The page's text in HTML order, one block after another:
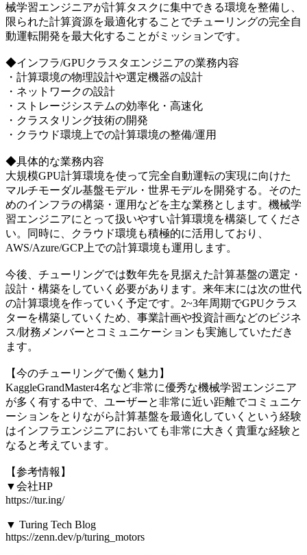
械学習エンジニアが計算タスクに集中できる環境を整備し、
限られた計算資源を最適化することでチューリングの完全自
動運転開発を最大化することがミッションです。
◆インフラ/GPUクラスタエンジニアの業務内容
・計算環境の物理設計や選定機器の設計
・ネットワークの設計
・ストレージシステムの効率化・高速化
・クラスタリング技術の開発
・クラウド環境上での計算環境の整備/運用
◆具体的な業務内容
大規模GPU計算環境を使って完全自動運転の実現に向けた
マルチモーダル基盤モデル・世界モデルを開発する。そのた
めのインフラの構築・運用などを主な業務とします。機械学
習エンジニアにとって扱いやすい計算環境を構築してくださ
い。同時に、クラウド環境も積極的に活用しており、
AWS/Azure/GCP上での計算環境も運用します。
今後、チューリングでは数年先を見据えた計算基盤の選定・
設計・構築をしていく必要があります。来年末には次の世代
の計算環境を作っていく予定です。2~3年周期でGPUクラス
ターを構築していくため、事業計画や投資計画などのビジネ
ス/財務メンバーとコミュニケーションも実施していただき
ます。
【今のチューリングで働く魅力】
KaggleGrandMaster4名など非常に優秀な機械学習エンジニア
が多く有する中で、ユーザーと非常に近い距離でコミュニケ
ーションをとりながら計算基盤を最適化していくという経験
はインフラエンジニアにおいても非常に大きく貴重な経験と
なると考えています。
【参考情報】
▼会社HP
https://tur.ing/
▼ Turing Tech Blog
https://zenn.dev/p/turing_motors